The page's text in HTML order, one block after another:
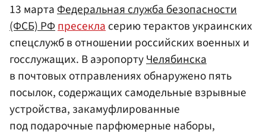
13 мартаФедеральная служба безопасности
(ФСБ) РФпресекласерию терактов украинских
спецслужб в отношении российских военных и
госслужащих. В аэропортуЧелябинска
в почтовых отправлениях обнаружено пять
посылок, содержащих самодельные взрывные
устройства, закамуфлированные
под подарочные парфюмерные наборы,